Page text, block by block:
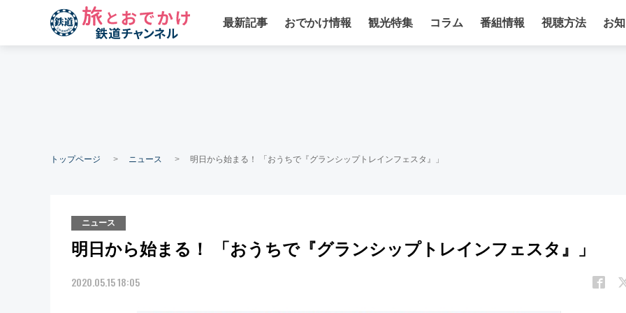
最新記事 おでかけ情報 観光特集 コラム 番組情報 視聴方法 お
トップページ ニュース 明日から始まる！ 「おうちで『グランシップトレインフェスタ』」
ニュース
明日から始まる！ 「おうちで『グランシップトレインフェスタ』」
2020.05.15 18:05